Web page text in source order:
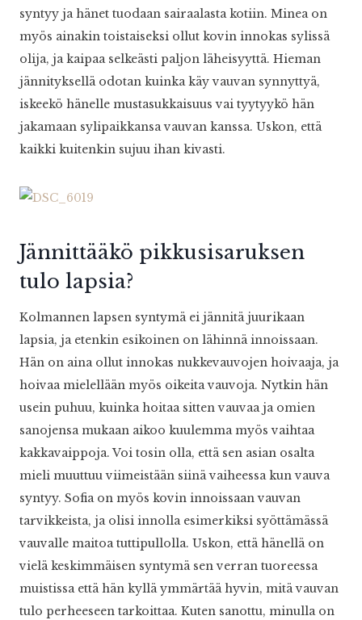
syntyy ja hänet tuodaan sairaalasta kotiin. Minea on
myös ainakin toistaiseksi ollut kovin innokas sylissä
olija, ja kaipaa selkeästi paljon läheisyyttä. Hieman
jännityksellä odotan kuinka käy vauvan synnyttyä,
iskeekö hänelle mustasukkaisuus vai tyytyykö hän
jakamaan sylipaikkansa vauvan kanssa. Uskon, että
kaikki kuitenkin sujuu ihan kivasti.
Jännittääkö pikkusisaruksen
tulo lapsia?
Kolmannen lapsen syntymä ei jännitä juurikaan
lapsia, ja etenkin esikoinen on lähinnä innoissaan.
Hän on aina ollut innokas nukkevauvojen hoivaaja, ja
hoivaa mielellään myös oikeita vauvoja. Nytkin hän
usein puhuu, kuinka hoitaa sitten vauvaa ja omien
sanojensa mukaan aikoo kuulemma myös vaihtaa
kakkavaippoja. Voi tosin olla, että sen asian osalta
mieli muuttuu viimeistään siinä vaiheessa kun vauva
syntyy. Sofia on myös kovin innoissaan vauvan
tarvikkeista, ja olisi innolla esimerkiksi syöttämässä
vauvalle maitoa tuttipullolla. Uskon, että hänellä on
vielä keskimmäisen syntymä sen verran tuoreessa
muistissa että hän kyllä ymmärtää hyvin, mitä vauvan
tulo perheeseen tarkoittaa. Kuten sanottu, minulla on